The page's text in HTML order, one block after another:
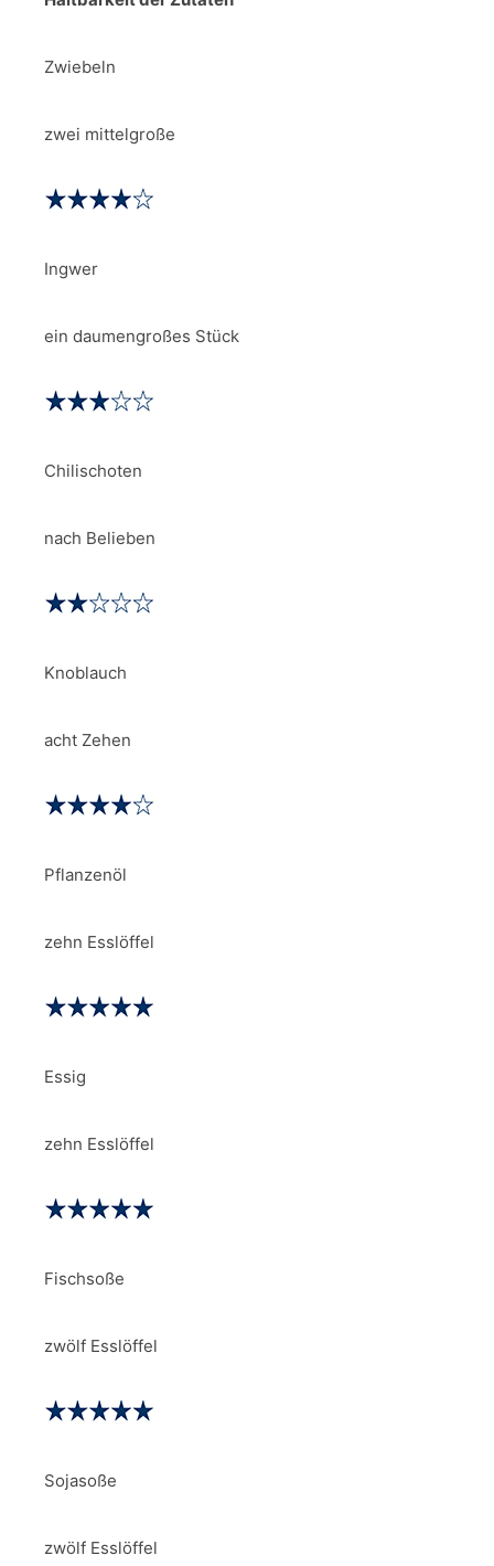
Zwiebeln
zwei mittelgroße
Ingwer
ein daumengroßes Stück
Chilischoten
nach Belieben
Knoblauch
acht Zehen
Pflanzenöl
zehn Esslöffel
Essig
zehn Esslöffel
Fischsoße
zwölf Esslöffel
Sojasoße
zwölf Esslöffel